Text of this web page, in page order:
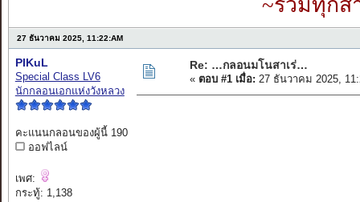
~รวมทุกส
27 ธันวาคม 2025, 11:22:AM
PIKuL
Special Class LV6
นักกลอนเอกแห่งวังหลวง
คะแนนกลอนของผู้นี้ 190
ออฟไลน์
เพศ:
กระทู้: 1,138
Re: …กลอนมโนสาเร่…
« ตอบ #1 เมื่อ: 27 ธันวาคม 2025,